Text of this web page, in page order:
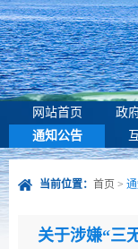
网站首页 政
通知公告
当前位置： 首页 >
关于涉嫌“三